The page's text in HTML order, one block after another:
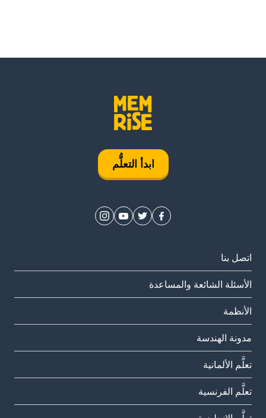
ابدأ التعلُّم
اتصل بنا
الأسئلة الشائعة والمساعدة
الأنظمة
مدونة الهندسة
تعلَّم الألمانية
تعلَّم الفرنسية